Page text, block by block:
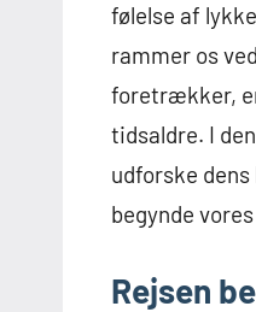
følelse af
rammer os
foretrækker,
tidsaldre. I
udforske
begynde
Rejsen